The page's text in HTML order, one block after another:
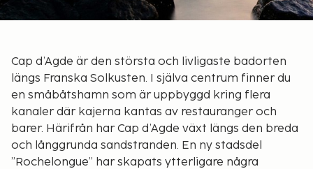
Cap d’Agde är den största och livligaste badorten
längs Franska Solkusten. I själva centrum finner du
en småbåtshamn som är uppbyggd kring flera
kanaler där kajerna kantas av restauranger och
barer. Härifrån har Cap d’Agde växt längs den breda
och långgrunda sandstranden. En ny stadsdel
”Rochelongue” har skapats ytterligare några